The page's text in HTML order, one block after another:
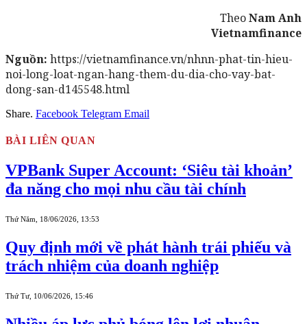
TheoNam Anh
Vietnamfinance
Nguồn: https://vietnamfinance.vn/nhnn-phat-tin-hieu-
noi-long-loat-ngan-hang-them-du-dia-cho-vay-bat-
dong-san-d145548.html
Share. Facebook Telegram Email
BÀI LIÊN QUAN
VPBank Super Account: ‘Siêu tài khoản’
đa năng cho mọi nhu cầu tài chính
Thứ Năm, 18/06/2026, 13:53
Quy định mới về phát hành trái phiếu và
trách nhiệm của doanh nghiệp
Thứ Tư, 10/06/2026, 15:46